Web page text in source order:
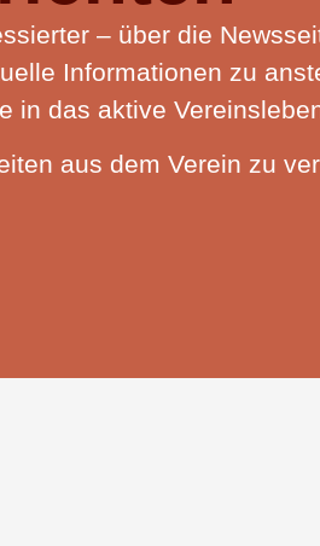
– über die
Informationen zu
in das aktive
aus dem Verein zu